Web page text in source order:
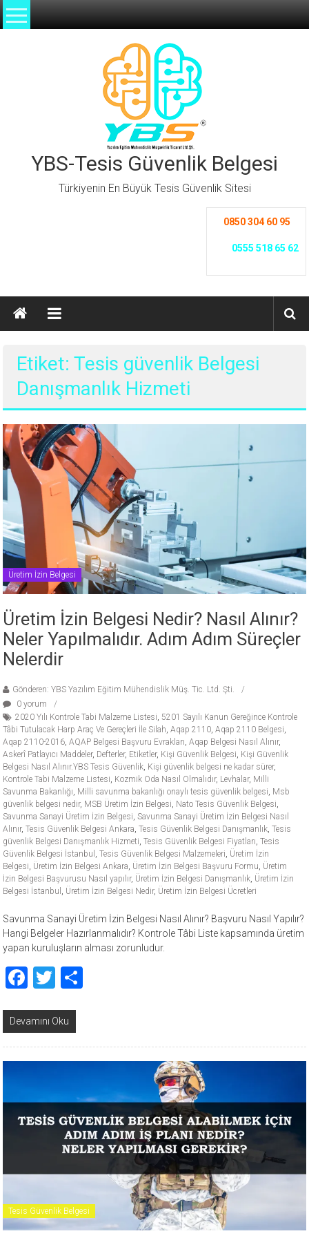
İçeriğe
geç
YBS-Tesis Güvenlik Belgesi
Türkiyenin En Büyük Tesis Güvenlik Sitesi
0850 304 60 95
0555 518 65 62
Etiket: Tesis güvenlik Belgesi
Danışmanlık Hizmeti
Üretim İzin Belgesi
Üretim İzin Belgesi Nedir? Nasıl Alınır?
Neler Yapılmalıdır. Adım Adım Süreçler
Nelerdir
Gönderen: YBS Yazılım Eğitim Mühendislik Müş. Tic. Ltd. Şti.
0 yorum
2020 Yılı Kontrole Tabi Malzeme Listesi 5201 Sayılı Kanun Gereğince Kontrole
Tâbi Tutulacak Harp Araç Ve Gereçleri İle Silah ,Aqap 2110 ,Aqap 2110 Belgesi
Aqap 2110-2016 ,AQAP Belgesi Başvuru Evrakları ,Aqap Belgesi Nasıl Alınır,
Askerî Patlayıcı Maddeler, Defterler, Etiketler, Kişi Güvenlik Belgesi Kişi Güvenlik
Belgesi Nasıl Alınır.YBS Tesis Güvenlik Kişi güvenlik belgesi ne kadar sürer,
Kontrole Tabi Malzeme Listesi Kozmik Oda Nasıl Olmalıdır, Levhalar, Milli
Savunma Bakanlığı Milli savunma bakanlığı onaylı tesis güvenlik belgesi Msb
güvenlik belgesi nedir, MSB Üretim İzin Belgesi Nato Tesis Güvenlik Belgesi
Savunma Sanayi Üretim İzin Belgesi ,Savunma Sanayi Üretim İzin Belgesi Nasıl
Alınır,Tesis Güvenlik Belgesi Ankara ,Tesis Güvenlik Belgesi Danışmanlık ,Tesis
güvenlik Belgesi Danışmanlık Hizmeti ,Tesis Güvenlik Belgesi Fiyatları ,Tesis
Güvenlik Belgesi İstanbul
,Tesis Güvenlik Belgesi Malzemeleri Üretim İzin
Belgesi Üretim İzin Belgesi Ankara Üretim İzin Belgesi Başvuru Formu Üretim
İzin Belgesi Başvurusu Nasıl yapılır, Üretim İzin Belgesi Danışmanlık Üretim İzin
Belgesi İstanbul
Üretim İzin Belgesi Nedir, Üretim İzin Belgesi Ücretleri
Savunma Sanayi Üretim İzin Belgesi Nasıl Alınır? Başvuru Nasıl Yapılır?
Hangi Belgeler Hazırlanmalıdır? Kontrole Tâbi Liste kapsamında üretim
yapan kuruluşların alması zorunludur.
Facebook
Twitter
Devamını Oku
Tesis Güvenlik Belgesi